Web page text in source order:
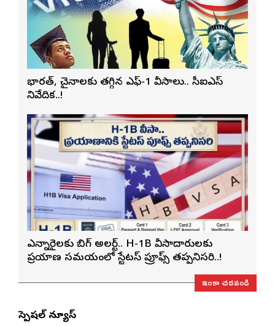
భారత్, చైనాలకు తగ్గిన ఎఫ్-1 వీసాలు.. సీఐఎస్
నివేదిక..!
ఎన్నారైలకు బిగ్ అలర్ట్.. H-1B వీసాదారులకు
ప్రయాణ సమయంలో స్టేటస్ ప్రూఫ్స్ తప్పనిసరి..!
ఇంకా చదవండి
స్పెషల్ న్యూస్